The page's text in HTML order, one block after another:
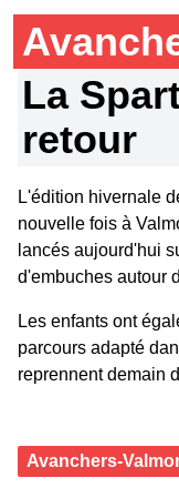
La
retour
L'édition hivernale
nouvelle fois à
lancés aujourd'hui
d'embuches autour
Les enfants ont
parcours adapté
reprennent demain
Avanchers-